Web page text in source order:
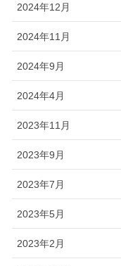
2024年12月
2024年11月
2024年9月
2024年4月
2023年11月
2023年9月
2023年7月
2023年5月
2023年2月